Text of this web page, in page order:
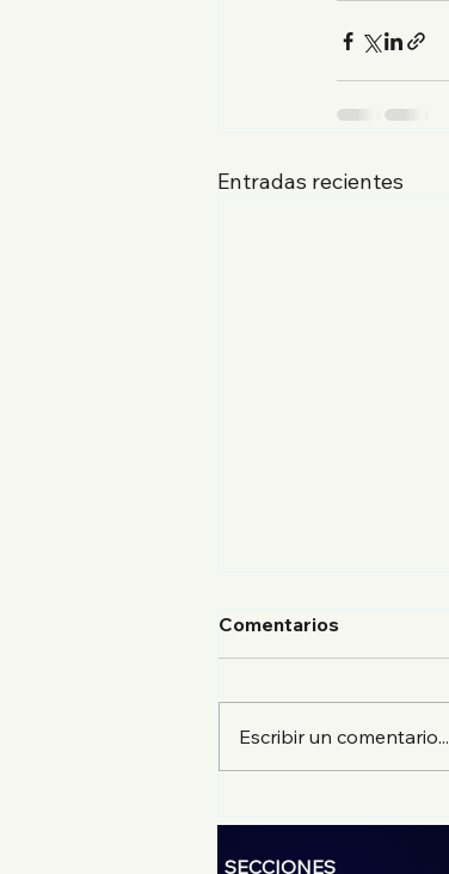
Entradas recientes
Suadero, sucursal
Comentarios
Escribir un comentario...
SECCIONES